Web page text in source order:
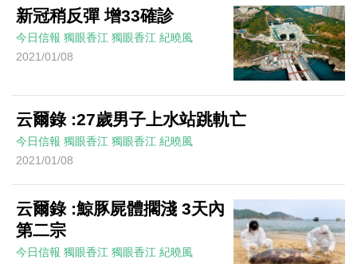
新冠稍反彈 增33確診
今日信報 獨眼香江 獨眼香江 紀曉風
2021/01/08
云爾錄 :27歲男子上水站跳軌亡
今日信報 獨眼香江 獨眼香江 紀曉風
2021/01/08
云爾錄 :鯨豚屍體擱淺 3天內
第二宗
今日信報 獨眼香江 獨眼香江 紀曉風